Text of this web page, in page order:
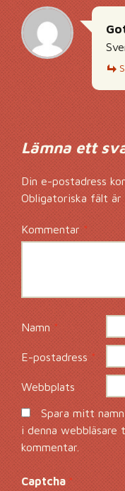
Lämna ett
Din e-postadress
Obligatoriska fält är
Kommentar*
Namn*
E-postadress*
Webbplats
Spara mitt
i denna webbläsare
kommentar.
Captcha*